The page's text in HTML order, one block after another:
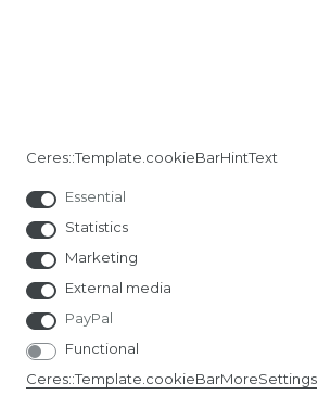
Ceres::Template.cookieBarHintText
Essential
Statistics
Marketing
External media
PayPal
Functional
Ceres::Template.cookieBarMoreSettings